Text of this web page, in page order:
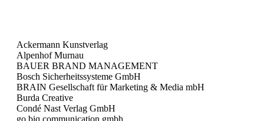
Ackermann Kunstverlag
Alpenhof Murnau
BAUER BRAND MANAGEMENT
Bosch Sicherheitssysteme GmbH
BRAIN Gesellschaft für Marketing & Media mbH
Burda Creative
Condé Nast Verlag GmbH
go biq communication gmbh